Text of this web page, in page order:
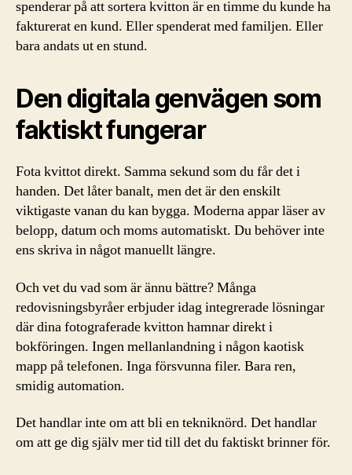
spenderar på att sortera kvitton är en timme du kunde ha
fakturerat en kund. Eller spenderat med familjen. Eller
bara andats ut en stund.
Den digitala genvägen som
faktiskt fungerar
Fota kvittot direkt. Samma sekund som du får det i
handen. Det låter banalt, men det är den enskilt
viktigaste vanan du kan bygga. Moderna appar läser av
belopp, datum och moms automatiskt. Du behöver inte
ens skriva in något manuellt längre.
Och vet du vad som är ännu bättre? Många
redovisningsbyråer erbjuder idag integrerade lösningar
där dina fotograferade kvitton hamnar direkt i
bokföringen. Ingen mellanlandning i någon kaotisk
mapp på telefonen. Inga försvunna filer. Bara ren,
smidig automation.
Det handlar inte om att bli en tekniknörd. Det handlar
om att ge dig själv mer tid till det du faktiskt brinner för.